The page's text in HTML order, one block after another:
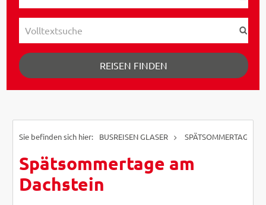
REISEN FINDEN
BUSREISEN GLASER SPÄTSOMMERTAGE
Spätsommertage am
Dachstein